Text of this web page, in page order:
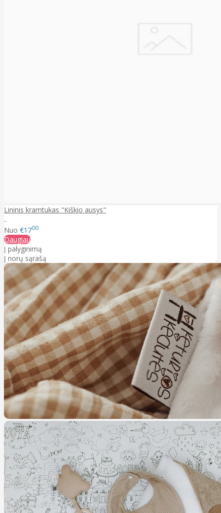
Lininis kramtukas "Kiškio ausys"
..
Nuo €1700
Daugiau
Į palyginimą
Į norų sąrašą